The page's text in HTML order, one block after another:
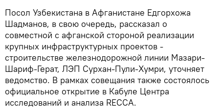
Посол Узбекистана в Афганистане Едгорхожа
Шадманов, в свою очередь, рассказал о
совместной с афганской стороной реализации
крупных инфраструктурных проектов -
строительстве железнодорожной линии Мазари-
Шариф-Герат, ЛЭП Сурхан-Пули-Хумри, уточняет
ведомство. В рамках совещания также состоялось
официальное открытие в Кабуле Центра
исследований и анализа RECCA.